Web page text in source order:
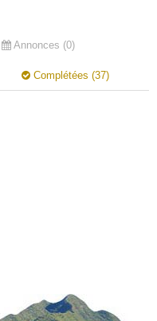
Annonces (0)
Complétées (37)